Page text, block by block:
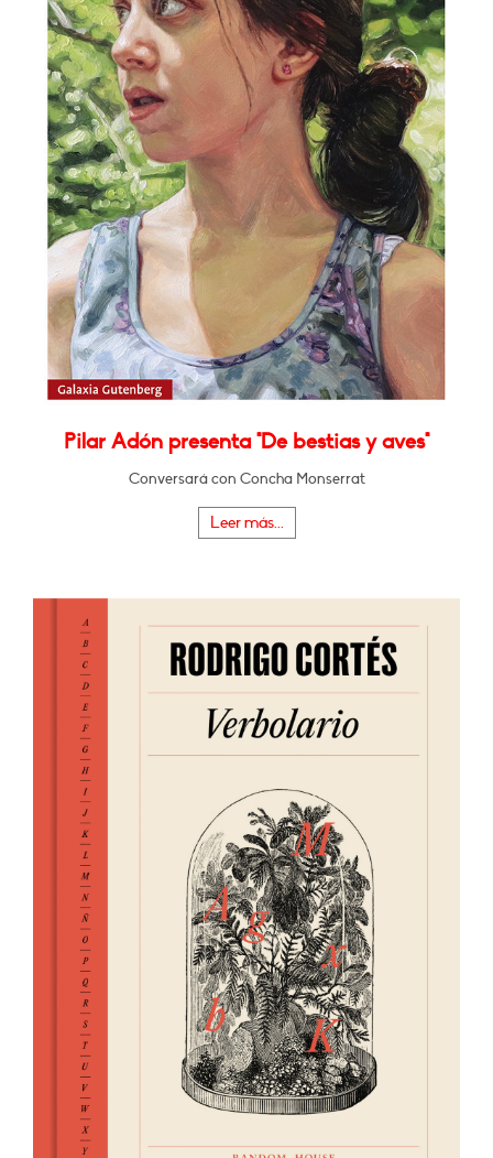
Pilar Adón presenta "De bestias y aves"
Conversará con Concha Monserrat
Leer más...